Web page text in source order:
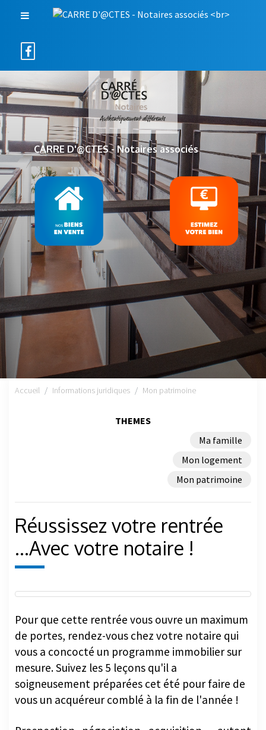
CARRE D'@CTES - Notaires associés
Accueil Informations juridiques Mon patrimoine
THEMES
Ma famille
Mon logement
Mon patrimoine
Réussissez votre rentrée
...Avec votre notaire !
Pour que cette rentrée vous ouvre un maximum
de portes, rendez-vous chez votre notaire qui
vous a concocté un programme immobilier sur
mesure. Suivez les 5 leçons qu'il a
soigneusement préparées cet été pour faire de
vous un acquéreur comblé à la fin de l'année !